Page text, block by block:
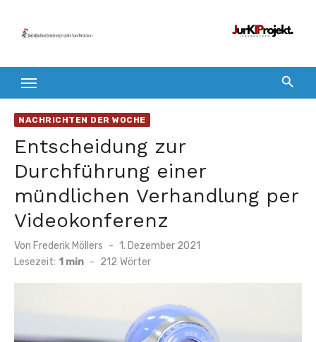
Inhalt
NACHRICHTEN DER WOCHE
Entscheidung zur
Durchführung einer
mündlichen Verhandlung per
Videokonferenz
Von Frederik Möllers
Veröffentlicht
am
1. Dezember 2021
Lesezeit: 1 min - 212 Wörter